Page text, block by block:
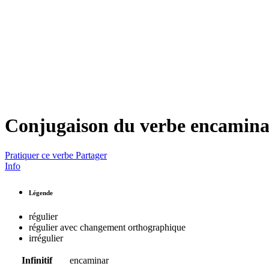
Conjugaison du verbe
Pratiquer ce verbe Partager
Info
Légende
régulier
régulier avec changement orthographique
irrégulier
Infinitif
encaminar